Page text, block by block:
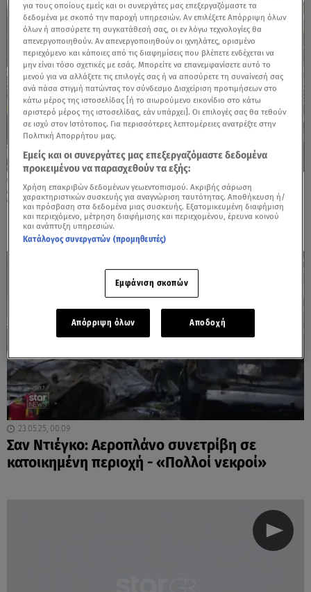
Σαν Ντιέγκο: Πυροβολισμοί σε Ισλαμικό
Κέντρο
23.05.25, 00:09
Σαν Ντιέγκο: Αεροπλάνο συνετρίβη σε
κατοικημένη περιοχή - «Πολλοί νεκροί»
για τους οποίους εμείς και οι συνεργάτες μας επεξεργαζόμαστε τα
δεδομένα με σκοπό την παροχή υπηρεσιών. Αν επιλέξετε Απόρριψη όλων
όλων ή αποσύρετε τη συγκατάθεσή σας, οι εν λόγω τεχνολογίες θα
απενεργοποιηθούν. Αν απενεργοποιηθούν οι ιχνηλάτες, ορισμένο
περιεχόμενο και κάποιες από τις διαφημίσεις που βλέπετε ενδέχεται να
μην είναι τόσο σχετικές με εσάς. Μπορείτε να επανεμφανίσετε αυτό το
μενού για να αλλάξετε τις επιλογές σας ή να αποσύρετε τη συναίνεσή σας
ανά πάσα στιγμή πατώντας τον σύνδεσμο Διαχείριση προτιμήσεων στο
κάτω μέρος της ιστοσελίδας [ή το αιωρούμενο εικονίδιο στο κάτω
αριστερό μέρος της ιστοσελίδας, εάν υπάρχει]. Οι επιλογές σας θα τεθούν
σε ισχύ στον Ιστότοπος. Για περισσότερες λεπτομέρειες ανατρέξτε στην
Πολιτική Απορρήτου μας.
Εμείς και οι συνεργάτες μας επεξεργαζόμαστε δεδομένα
προκειμένου να παρασχεθούν τα εξής:
Χρήση επακριβών δεδομένων γεωεντοπισμού. Ακριβής σάρωση
χαρακτηριστικών συσκευής για αναγνώριση ταυτότητας. Αποθήκευση ή/
και πρόσβαση στα δεδομένα μιας συσκευής. Εξατομικευμένη διαφήμιση
και περιεχόμενο, μέτρηση διαφήμισης και περιεχομένου, έρευνα κοινού
και ανάπτυξη υπηρεσιών.
Κατάλογος συνεργατών (προμηθευτές)
Εμφάνιση σκοπών
Απόρριψη όλων Αποδοχή